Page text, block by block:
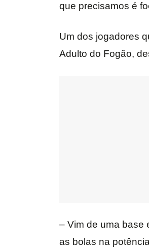
que precisamos é
Um dos jogadores
Adulto do Fogão,
– Vim de uma base
as bolas na